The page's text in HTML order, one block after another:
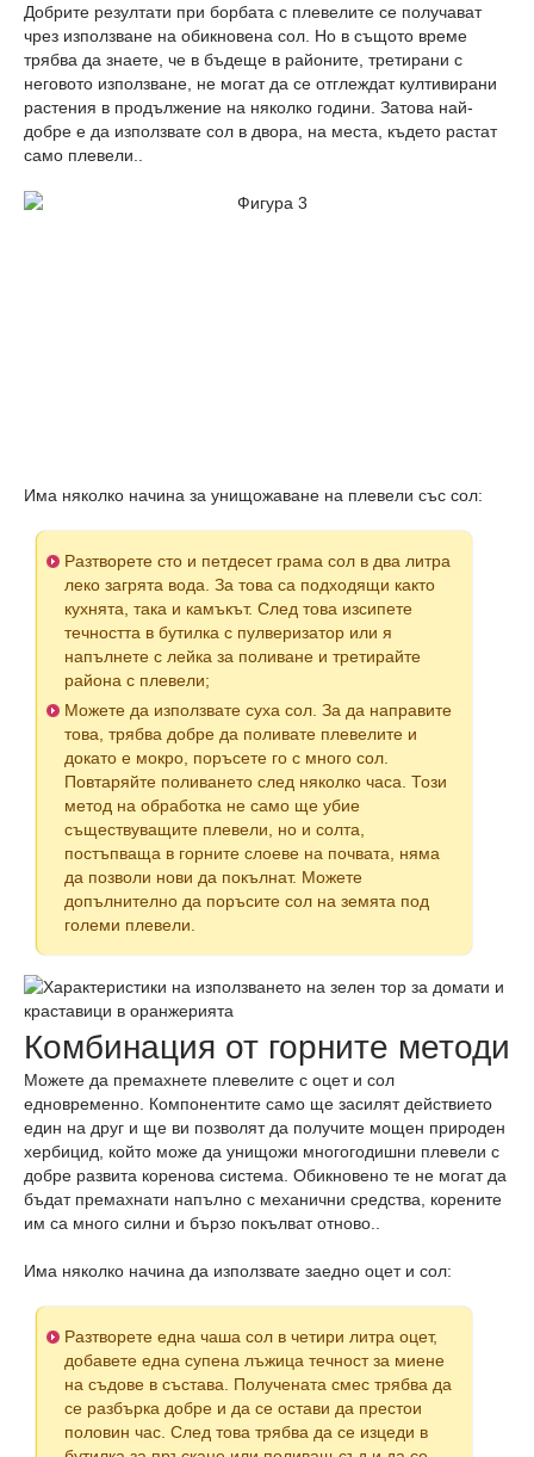
Добрите резултати при борбата с плевелите се получават
чрез използване на обикновена сол. Но в същото време
трябва да знаете, че в бъдеще в районите, третирани с
неговото използване, не могат да се отглеждат култивирани
растения в продължение на няколко години. Затова най-
добре е да използвате сол в двора, на места, където растат
само плевели..
Има няколко начина за унищожаване на плевели със сол:
Разтворете сто и петдесет грама сол в два литра
леко загрята вода. За това са подходящи както
кухнята, така и камъкът. След това изсипете
течността в бутилка с пулверизатор или я
напълнете с лейка за поливане и третирайте
района с плевели;
Можете да използвате суха сол. За да направите
това, трябва добре да поливате плевелите и
докато е мокро, поръсете го с много сол.
Повтаряйте поливането след няколко часа. Този
метод на обработка не само ще убие
съществуващите плевели, но и солта,
постъпваща в горните слоеве на почвата, няма
да позволи нови да покълнат. Можете
допълнително да поръсите сол на земята под
големи плевели.
Комбинация от горните методи
Можете да премахнете плевелите с оцет и сол
едновременно. Компонентите само ще засилят действието
един на друг и ще ви позволят да получите мощен природен
хербицид, който може да унищожи многогодишни плевели с
добре развита коренова система. Обикновено те не могат да
бъдат премахнати напълно с механични средства, корените
им са много силни и бързо покълват отново..
Има няколко начина да използвате заедно оцет и сол:
Разтворете една чаша сол в четири литра оцет,
добавете една супена лъжица течност за миене
на съдове в състава. Получената смес трябва да
се разбърка добре и да се остави да престои
половин час. След това трябва да се изцеди в